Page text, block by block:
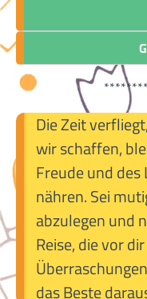
Die Zeit
wir schaffen,
Freude und des
nähren. Sei
abzulegen und
Reise, die vor
das Beste